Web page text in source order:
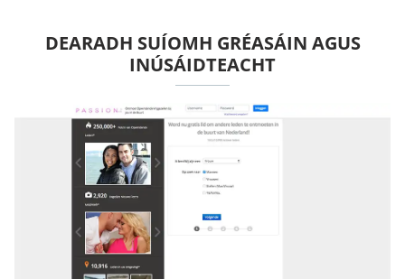
DEARADH SUÍOMH GRÉASÁIN AGUS
INÚSÁIDTEACHT